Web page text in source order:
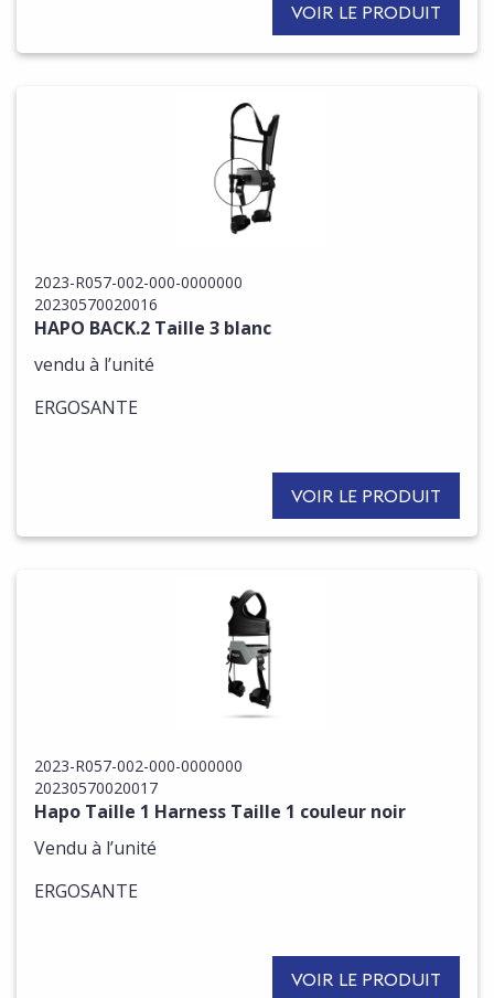
VOIR LE PRODUIT
2023-R057-002-000-0000000
20230570020016
HAPO BACK.2 Taille 3 blanc
vendu à l’unité
ERGOSANTE
VOIR LE PRODUIT
2023-R057-002-000-0000000
20230570020017
Hapo Taille 1 Harness Taille 1 couleur noir
Vendu à l’unité
ERGOSANTE
VOIR LE PRODUIT